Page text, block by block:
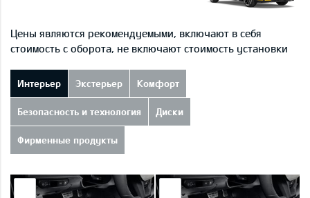
Цены являются рекомендуемыми, включают в себя
стоимость с оборота, не включают стоимость установки
Интерьер Экстерьер Комфорт
Безопасность и технология Диски
Фирменные продукты